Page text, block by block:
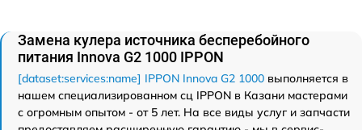
Замена кулера источника бесперебойного
питания Innova G2 1000 IPPON
[dataset:services:name] IPPON Innova G2 1000 выполняется в
нашем специализированном сц IPPON в Казани мастерами
с огромным опытом - от 5 лет. На все виды услуг и запчасти